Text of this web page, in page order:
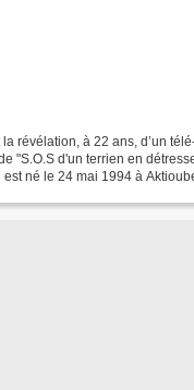
la révélation, à 22 ans, d’un
"S.O.S d'un terrien en
né le 24 mai 1994 à